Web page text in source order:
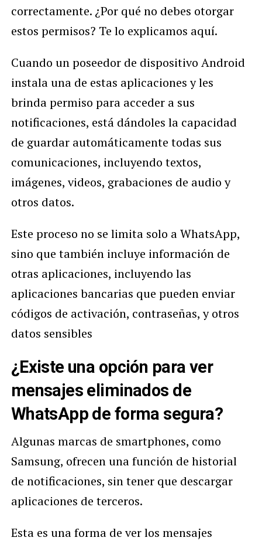
correctamente. ¿Por qué no debes otorgar
estos permisos? Te lo explicamos aquí.
Cuando un poseedor de dispositivo Android
instala una de estas aplicaciones y les
brinda permiso para acceder a sus
notificaciones, está dándoles la capacidad
de guardar automáticamente todas sus
comunicaciones, incluyendo textos,
imágenes, videos, grabaciones de audio y
otros datos.
Este proceso no se limita solo a WhatsApp,
sino que también incluye información de
otras aplicaciones, incluyendo las
aplicaciones bancarias que pueden enviar
códigos de activación, contraseñas, y otros
datos sensibles
¿Existe una opción para ver
mensajes eliminados de
WhatsApp de forma segura?
Algunas marcas de smartphones, como
Samsung, ofrecen una función de historial
de notificaciones, sin tener que descargar
aplicaciones de terceros.
Esta es una forma de ver los mensajes